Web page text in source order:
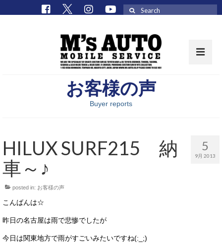
取扱車種一覧
M’sCollectionパーツ一覧
エムズオート
M’sCollection
お客様の声
Buyer reports
5
9月 2013
HILUX SURF215 納
車～♪
posted in: お客様の声
こんばんは☆
昨日の名古屋は雨で悲惨でしたが
今日は関東地方で雨がすごいみたいですね(:_;)